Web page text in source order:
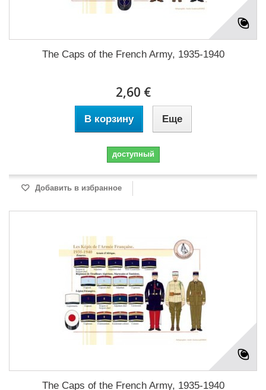
The Caps of the French Army, 1935-1940
2,60 €
В корзину Еще
доступный
Добавить в избранное
The Caps of the French Army, 1935-1940